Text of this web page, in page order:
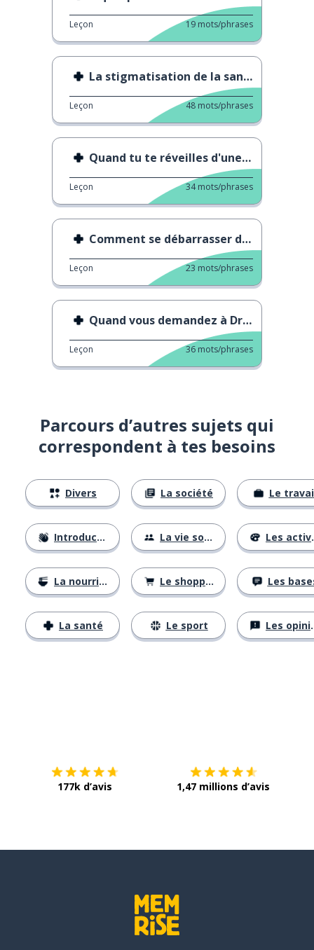
Leçon 19 mots/phrases
La stigmatisation de la santé mentale
Leçon 48 mots/phrases
Quand tu te réveilles d'une sieste
Leçon 34 mots/phrases
Comment se débarrasser d'une tique
Leçon 23 mots/phrases
Quand vous demandez à Dr Google
Leçon 36 mots/phrases
Parcours d’autres sujets qui
correspondent à tes besoins
Divers
Introductions
La nourriture
La santé
La société
La vie sociale
Le shopping
Le sport
Le
Les activités
Les
Les opinions
177k d’avis 1,47 millions d’avis